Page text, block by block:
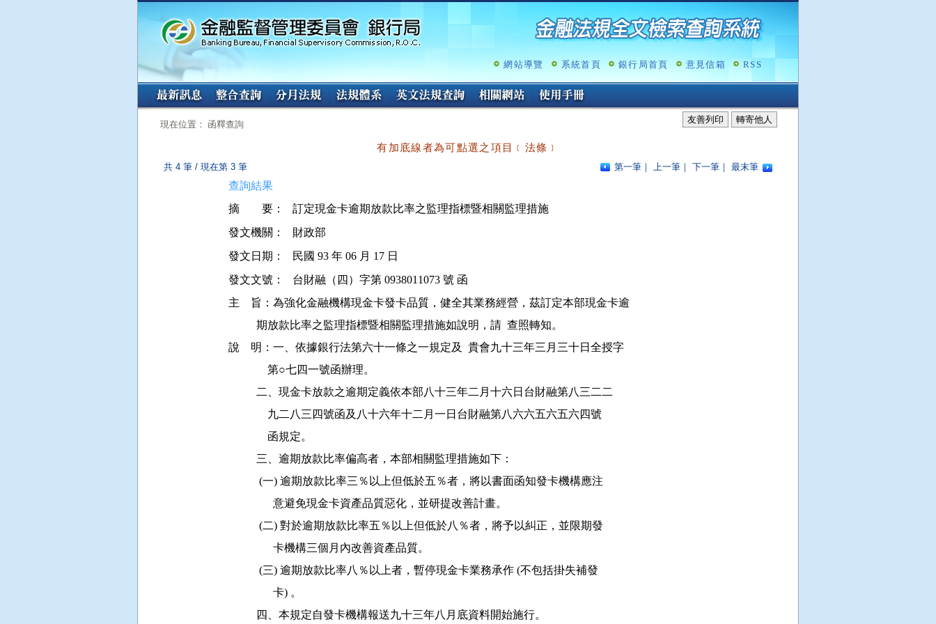
跳
容
網站導覽 系統首頁 銀行局首頁 意見信箱 RSS
:::
現在位置： 函釋查詢 友善列印 轉寄他人
有加底線者為可點選之項目﹝法條﹞
共 4 筆 / 現在第 3 筆 第一筆 ｜ 上一筆 ｜ 下一筆 ｜ 最末筆
查詢結果
摘 要：
發文機關：
財政部
發文日期：
民國 93 年 06 月 17 日
發文文號：
台財融（四）字第 0938011073 號 函
主    旨：為強化金融機構現金卡發卡品質，健全其業務經營，茲訂定本部現金卡逾
          期放款比率之監理指標暨相關監理措施如說明，請  查照轉知。
說    明：一、依據銀行法第六十一條之一規定及  貴會九十三年三月三十日全授字
              第○七四一號函辦理。
          二、現金卡放款之逾期定義依本部八十三年二月十六日台財融第八三二二
              九二八三四號函及八十六年十二月一日台財融第八六六五六五六四號
              函規定。
          三、逾期放款比率偏高者，本部相關監理措施如下：
           (一) 逾期放款比率三％以上但低於五％者，將以書面函知發卡機構應注
                意避免現金卡資產品質惡化，並研提改善計畫。
           (二) 對於逾期放款比率五％以上但低於八％者，將予以糾正，並限期發
                卡機構三個月內改善資產品質。
           (三) 逾期放款比率八％以上者，暫停現金卡業務承作 (不包括掛失補發
                卡) 。
          四、本規定自發卡機構報送九十三年八月底資料開始施行。